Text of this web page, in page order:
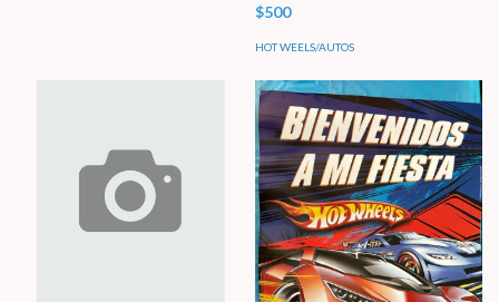
$500
HOT WEELS/AUTOS